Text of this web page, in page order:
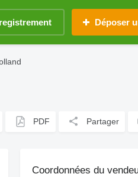
Déposer
PDF Partager
Coordonnées du